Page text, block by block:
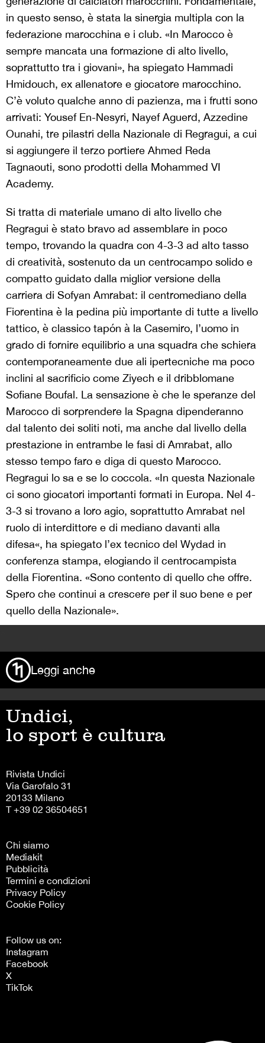
in questo senso, è stata la sinergia multipla con la
federazione marocchina e i club. «In Marocco è
sempre mancata una formazione di alto livello,
soprattutto tra i giovani», ha spiegato Hammadi
Hmidouch, ex allenatore e giocatore marocchino.
C’è voluto qualche anno di pazienza, ma i frutti sono
arrivati: Yousef En-Nesyri, Nayef Aguerd, Azzedine
Ounahi, tre pilastri della Nazionale di Regragui, a cui
si aggiungere il terzo portiere Ahmed Reda
Tagnaouti, sono prodotti della Mohammed VI
Academy.
Si tratta di materiale umano di alto livello che
Regragui è stato bravo ad assemblare in poco
tempo, trovando la quadra con 4-3-3 ad alto tasso
di creatività, sostenuto da un centrocampo solido e
compatto guidato dalla miglior versione della
carriera di Sofyan Amrabat: il centromediano della
Fiorentina è la pedina più importante di tutte a livello
tattico, è classico tapón à la Casemiro, l’uomo in
grado di fornire equilibrio a una squadra che schiera
contemporaneamente due ali ipertecniche ma poco
inclini al sacrificio come Ziyech e il dribblomane
Sofiane Boufal. La sensazione è che le speranze del
Marocco di sorprendere la Spagna dipenderanno
dal talento dei soliti noti, ma anche dal livello della
prestazione in entrambe le fasi di Amrabat, allo
stesso tempo faro e diga di questo Marocco.
Regragui lo sa e se lo coccola. «In questa Nazionale
ci sono giocatori importanti formati in Europa. Nel 4-
3-3 si trovano a loro agio, soprattutto Amrabat nel
ruolo di interdittore e di mediano davanti alla
difesa«, ha spiegato l’ex tecnico del Wydad in
conferenza stampa, elogiando il centrocampista
della Fiorentina. «Sono contento di quello che offre.
Spero che continui a crescere per il suo bene e per
quello della Nazionale».
Leggi anche
Undici,
lo sport è cultura
Rivista Undici
Via Garofalo 31
20133 Milano
T +39 02 36504651
Chi siamo
Mediakit
Pubblicità
Termini e condizioni
Privacy Policy
Cookie Policy
Follow us on:
Instagram
Facebook
X
TikTok